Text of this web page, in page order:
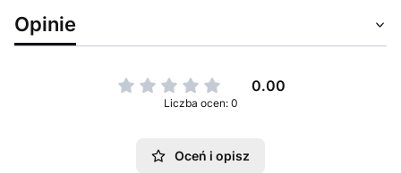
Opinie
0.00
Liczba ocen: 0
Oceń i opisz